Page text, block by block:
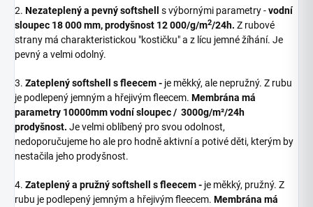
2. Nezateplený a pevný softshell s výbornými parametry -vodní
sloupec 18 000 mm, prodyšnost 12 000/g/m2/24h. Z rubové
strany má charakteristickou "kostičku" a z lícu jemné žíhání. Je
pevný a velmi odolný.
3. Zateplený softshell s fleecem - je měkký, ale nepružný. Z rubu
je podlepený jemným a hřejivým fleecem. Membrána má
parametry 10000mm vodní sloupec / 3000g/m²/24h
prodyšnost. Je velmi oblíbený pro svou odolnost,
nedoporučujeme ho ale pro hodně aktivní a potivé děti, kterým by
nestačila jeho prodyšnost.
4. Zateplený a pružný softshell s fleecem - je měkký, pružný. Z
rubu je podlepený jemným a hřejivým fleecem. Membrána má